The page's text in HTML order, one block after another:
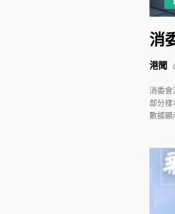
消
港聞
消委會
部分樣
數據顯